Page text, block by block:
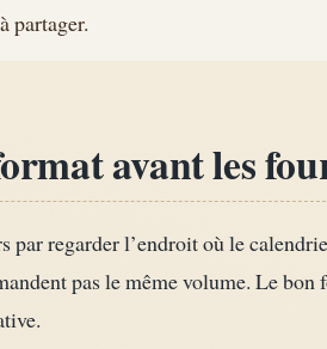
partager.
avant les
par regarder l’endroit où le
pas le même volume. Le